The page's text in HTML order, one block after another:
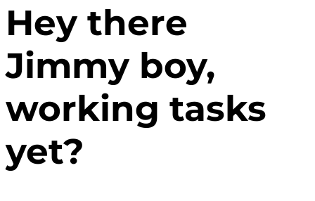
Hey there
Jimmy boy,
working tasks
yet?